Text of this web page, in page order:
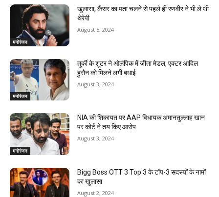
मनोरंजन
खुलासा, कैंसर का पता चलने से पहले ही रणवीर ने भी ले थी
थेरेपी
August 5, 2024
मनोरंजन
तुर्की के शूटर ने ओलंपिक में जीता मेडल, एक्टर आदिल
हुसैन को मिलने लगी बधाई
August 3, 2024
मनोरंजन
NIA की शिकायत पर AAP विधायक अमानतुल्लाह खान
पर कोर्ट ने तय किए आरोप
August 3, 2024
Bigg Boss OTT 3 Top 3 के टॉप-3 सदस्यों के नामों
का खुलासा
August 2, 2024